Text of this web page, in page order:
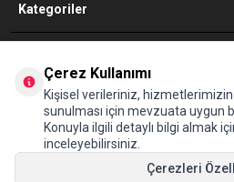
Kategoriler
08502010352
Adres
Maltepe Mahallesi, Eski Çırpıcı Yolu
Zeytinburnu İstanbul (The İstanbul Merter
Çerez Kullanımı
Kişisel verileriniz,
sunulması için mevzuata uygun
Konuyla ilgili detaylı bilgi almak
inceleyebilirsiniz.
Çerezleri